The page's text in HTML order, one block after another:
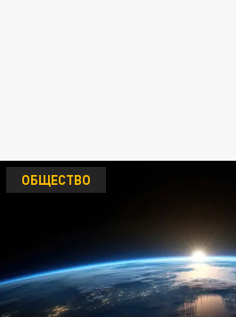
ОБЩЕСТВО